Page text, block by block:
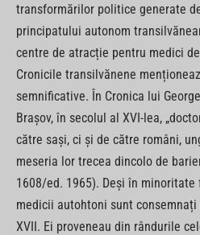
transformărilor politice generate
principatului autonom
centre de atracție pentru medici
Cronicile transilvănene
semnificative. În Cronica lui
Brașov, în secolul al XVI-lea,
către sași, ci și de către români,
meseria lor trecea dincolo de
1608/ed. 1965). Deși în
medicii autohtoni sunt
XVII. Ei proveneau din rândurile